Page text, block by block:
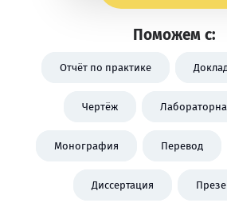
Поможем с:
Отчёт по практике
Чертёж
Монография Перевод
Диссертация